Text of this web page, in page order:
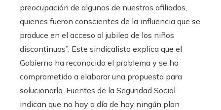
preocupación de algunos de nuestros afiliados,
quienes fueron conscientes de la influencia que se
produce en el acceso al jubileo de los niños
discontinuos”. Este sindicalista explica que el
Gobierno ha reconocido el problema y se ha
comprometido a elaborar una propuesta para
solucionarlo. Fuentes de la Seguridad Social
indican que no hay a día de hoy ningún plan